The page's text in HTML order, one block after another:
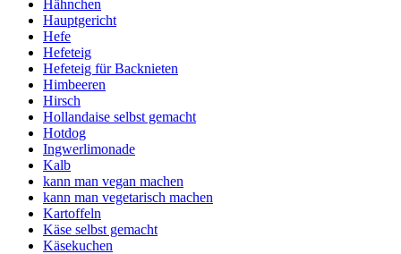
Hähnchen
Hauptgericht
Hefe
Hefeteig
Hefeteig für Backnieten
Himbeeren
Hirsch
Hollandaise selbst gemacht
Hotdog
Ingwerlimonade
Kalb
kann man vegan machen
kann man vegetarisch machen
Kartoffeln
Käse selbst gemacht
Käsekuchen